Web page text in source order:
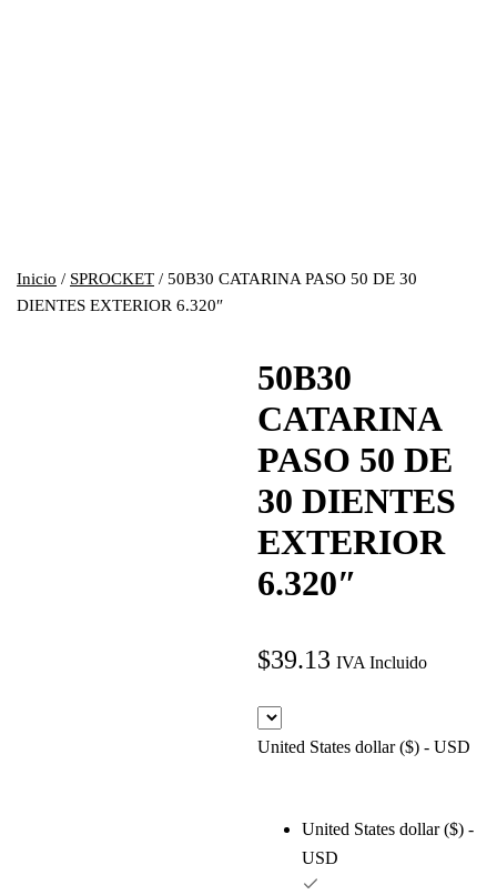
Inicio / SPROCKET / 50B30 CATARINA PASO 50 DE 30
DIENTES EXTERIOR 6.320″
50B30
CATARINA
PASO 50 DE
30 DIENTES
EXTERIOR
6.320″
$39.13 IVA Incluido
United States dollar ($) - USD
United States dollar ($) -
USD